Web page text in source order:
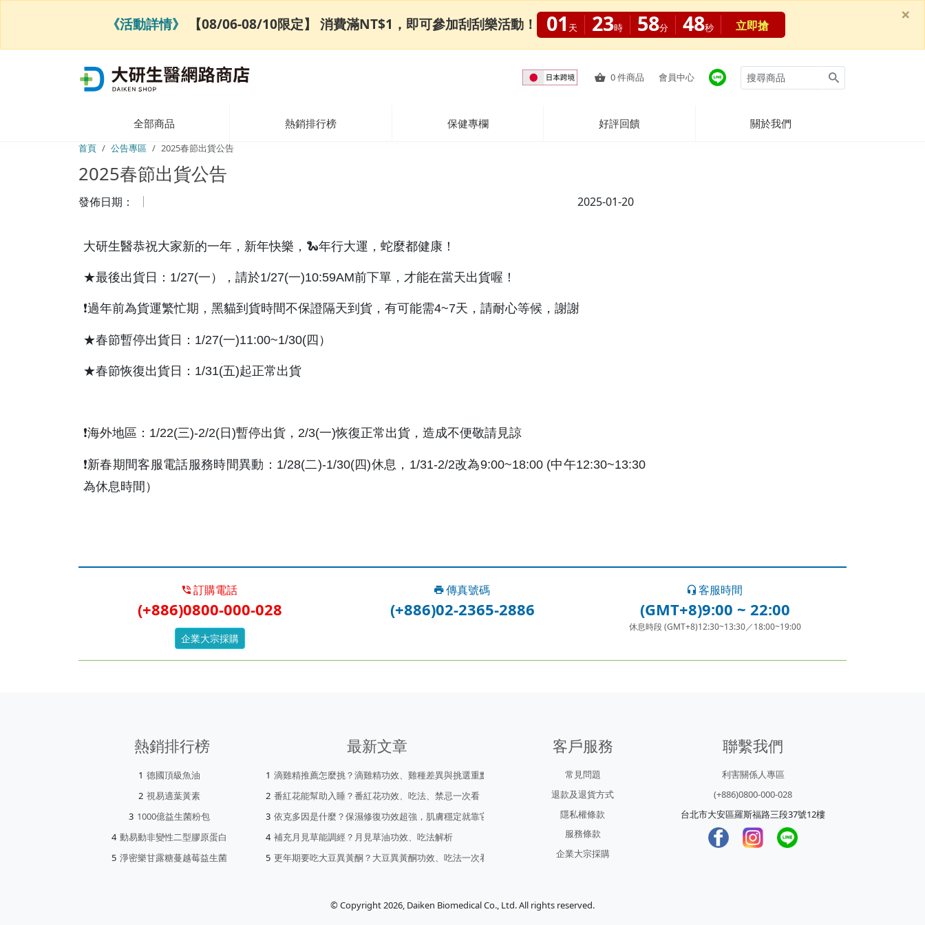
0件商品 會員中心
全部商品 熱銷排行榜 保健專欄 好評回饋 關於我們
首頁 公告專區 2025春節出貨公告
2025春節出貨公告
發佈日期： 2025-01-20
大研生醫恭祝大家新的一年，新年快樂，🐍年行大運，蛇麼都健康！
★最後出貨日：1/27(一），請於1/27(一)10:59AM前下單，才能在當天出貨喔！
❗️過年前為貨運繁忙期，黑貓到貨時間不保證隔天到貨，有可能需4~7天，請耐心等候，謝謝
★春節暫停出貨日：1/27(一)11:00~1/30(四）
★春節恢復出貨日：1/31(五)起正常出貨
❗️海外地區：1/22(三)-2/2(日)暫停出貨，2/3(一)恢復正常出貨，造成不便敬請見諒
❗️新春期間客服電話服務時間異動：1/28(二)-1/30(四)休息，1/31-2/2改為9:00~18:00 (中午12:30~13:30
為休息時間）
訂購電話
(+886)0800-000-028
企業大宗採購
傳真號碼
(+886)02-2365-2886
客服時間
(GMT+8)9:00 ~ 22:00
休息時段 (GMT+8)12:30~13:30／18:00~19:00
熱銷排行榜
德國頂級魚油
視易適葉黃素
1000億益生菌粉包
動易動非變性二型膠原蛋白
淨密樂甘露糖蔓越莓益生菌
最新文章
滴雞精推薦怎麼挑？滴雞精功效、雞種差異與挑選重點
番紅花能幫助入睡？番紅花功效、吃法、禁忌一次看
依克多因是什麼？保濕修復功效超強，肌膚穩定就靠它！
補充月見草能調經？月見草油功效、吃法解析
更年期要吃大豆異黃酮？大豆異黃酮功效、吃法一次看
客戶服務
常見問題
退款及退貨方式
隱私權條款
服務條款
企業大宗採購
聯繫我們
利害關係人專區
(+886)0800-000-028
台北市大安區羅斯福路三段37號12樓
© Copyright 2026, Daiken Biomedical Co., Ltd. All rights reserved.
《活動詳情》 【08/06-08/10限定】 消費滿NT$1，即可參加刮刮樂活動！ 01 天 23時 58分 48秒 立即搶
×